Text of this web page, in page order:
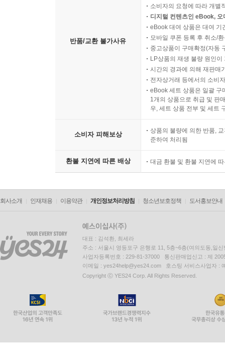
반품/교환 불가사유
소비자의 요청에 따라 개별
디지털 컨텐츠인 eBook,
eBook 대여 상품은 대여 기
모바일 쿠폰 등록 후 취소/
중고상품이 구매확정(자동
LP상품의 재생 불량 원인
시간의 경과에 의해 재판매
전자상거래 등에서의 소비
eBook 세트 상품은 일괄 구
1개의 상품으로 취급 및 판
우, 세트 상품 전부 및 세트
소비자 피해보상
상품의 불량에 의한 반품,
준하여 처리됨
환불 지연에 따른 배상 대금 환불 및 환불 지연에
회사소개 인재채용 이용약관 개인정보처리방침 청소년보호정책 도서홍보안내
대표 : 김석환, 최세라
주소 : 서울시 영등포구 은행로 11, 5층~6층(여의도동,일신
사업자등록번호 : 229-81-37000 통신판매업신고 : 제
이메일 : yes24help@yes24.com 호스팅 서비스사업자 :
Copyright ⓒ YES24 Corp. All Rights Reserved.